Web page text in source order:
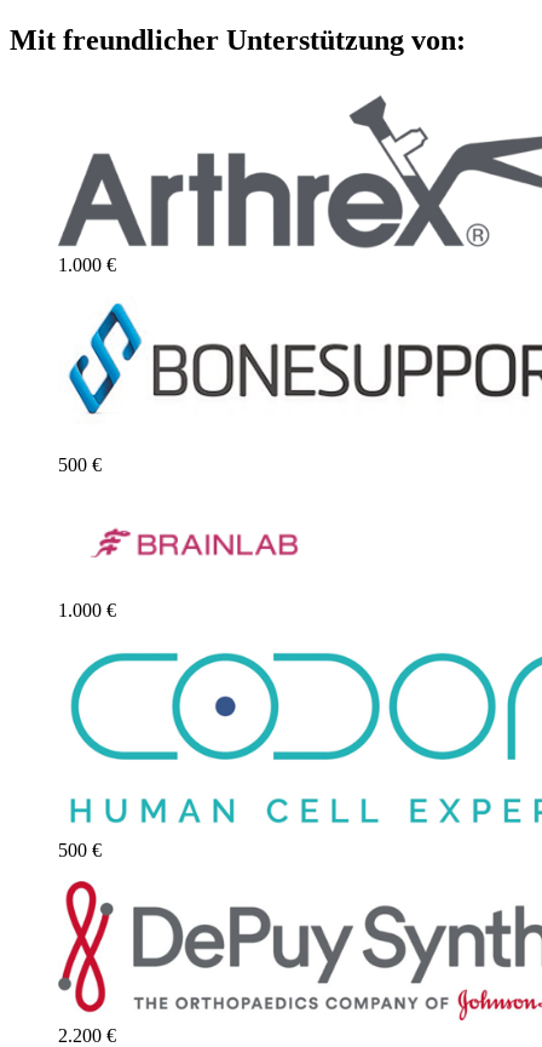
Mit freundlicher Unterstützung von:
1.000 €
500 €
1.000 €
500 €
2.200 €